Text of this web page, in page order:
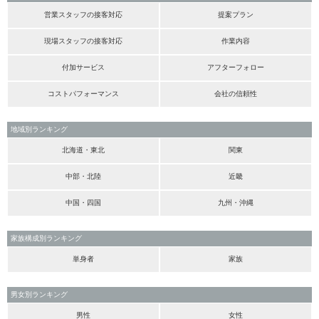
営業スタッフの接客対応 提案プラン
現場スタッフの接客対応 作業内容
付加サービス アフターフォロー
コストパフォーマンス 会社の信頼性
地域別ランキング
北海道・東北 関東
中部・北陸 近畿
中国・四国 九州・沖縄
家族構成別ランキング
単身者 家族
男女別ランキング
男性 女性